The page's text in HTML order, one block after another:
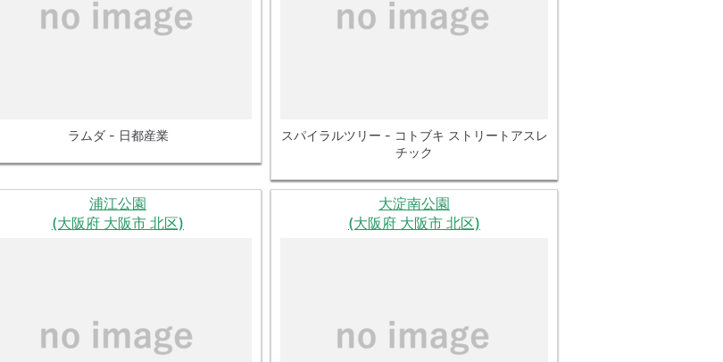
ラムダ - 日都産業
スパイラルツリー - コトブキ ストリートアスレ
チック
浦江公園
(大阪府 大阪市 北区)
大淀南公園
(大阪府 大阪市 北区)